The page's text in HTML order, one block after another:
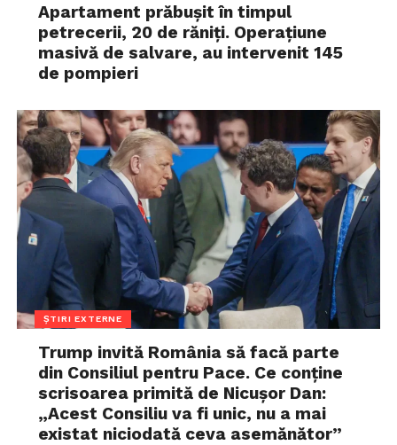
Apartament prăbușit în timpul
petrecerii, 20 de răniți. Operațiune
masivă de salvare, au intervenit 145
de pompieri
ȘTIRI EXTERNE
Trump invită România să facă parte
din Consiliul pentru Pace. Ce conține
scrisoarea primită de Nicușor Dan:
„Acest Consiliu va fi unic, nu a mai
existat niciodată ceva asemănător”